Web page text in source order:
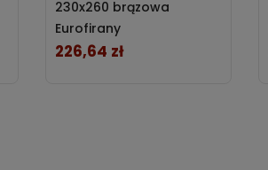
230x260 brązowa
Eurofirany
Cena
226,64 zł